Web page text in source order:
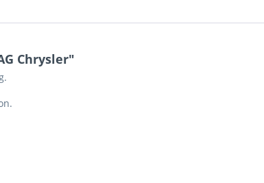
Chrysler"